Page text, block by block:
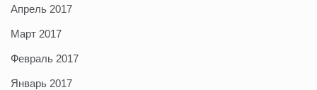
Апрель 2017
Март 2017
Февраль 2017
Январь 2017